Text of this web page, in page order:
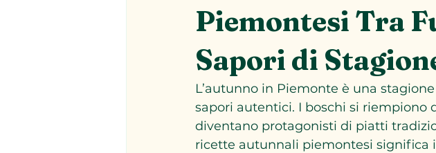
Piemontesi Tra
Sapori di
L’autunno in Piemonte è una
sapori autentici. I boschi si riempiono
diventano protagonisti di piatti
ricette autunnali piemontesi significa